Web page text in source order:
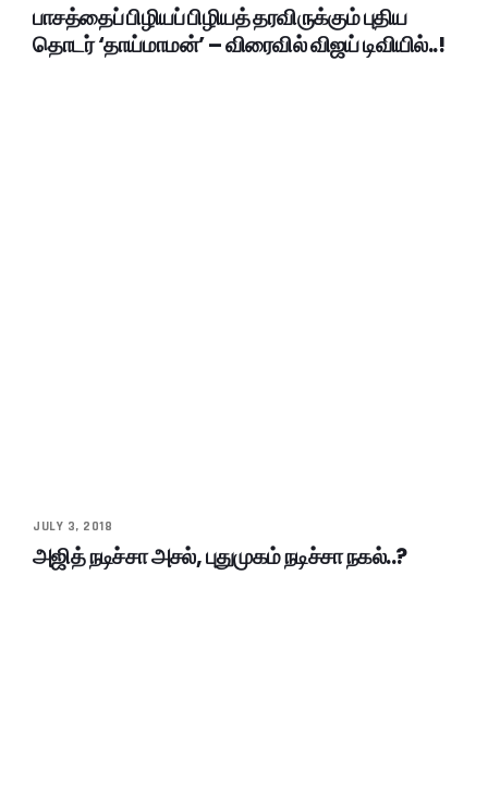
பாசத்தைப் பிழியப் பிழியத் தரவிருக்கும் புதிய
தொடர் ‘தாய்மாமன்’ – விரைவில் விஜய் டிவியில்..!
JULY 3, 2018
அஜித் நடிச்சா அசல், புதுமுகம் நடிச்சா நகல்..?